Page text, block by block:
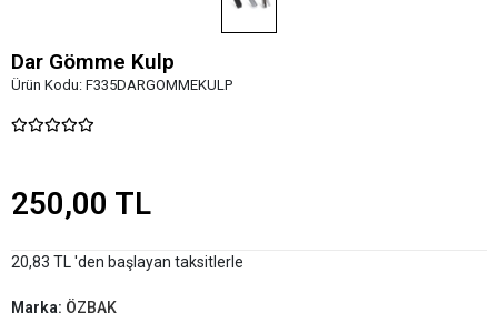
Dar Gömme Kulp
Ürün Kodu: F335DARGOMMEKULP
250,00 TL
20,83 TL 'den başlayan taksitlerle
Marka: ÖZBAK